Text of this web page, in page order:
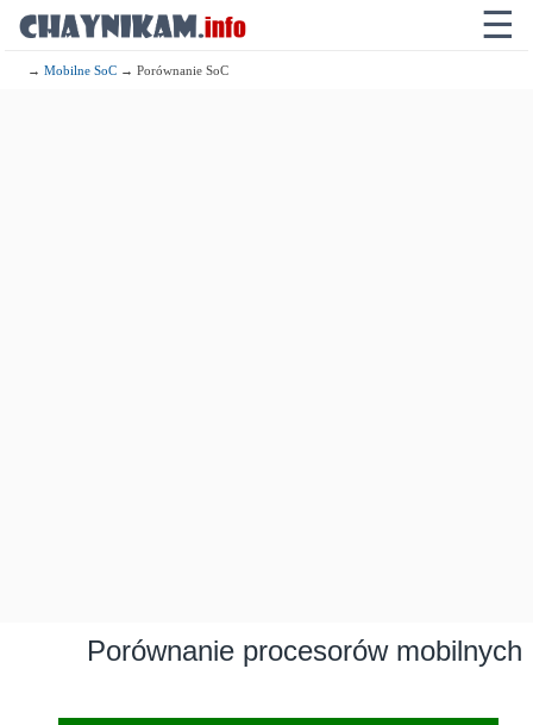
☰
→Mobilne SoC → Porównanie SoC
Porównanie procesorów mobilnych